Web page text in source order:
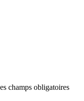
champs obligatoires